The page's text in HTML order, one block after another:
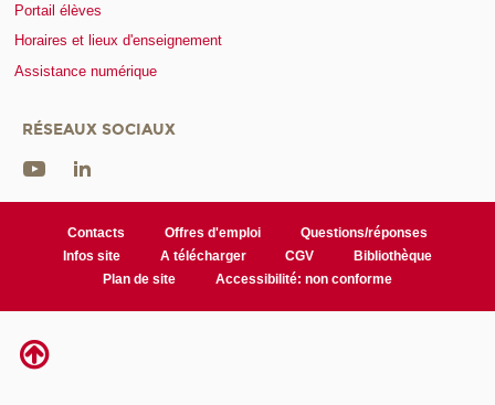
Portail élèves
Horaires et lieux d'enseignement
Assistance numérique
RÉSEAUX SOCIAUX
Contacts Offres d'emploi
Questions/réponses
Infos site
A télécharger CGV
Bibliothèque
Plan de site
Accessibilité: non conforme